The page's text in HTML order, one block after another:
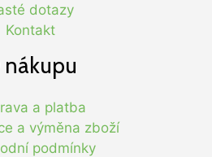
dotazy
Kontakt
nákupu
a platba
a výměna zboží
podmínky